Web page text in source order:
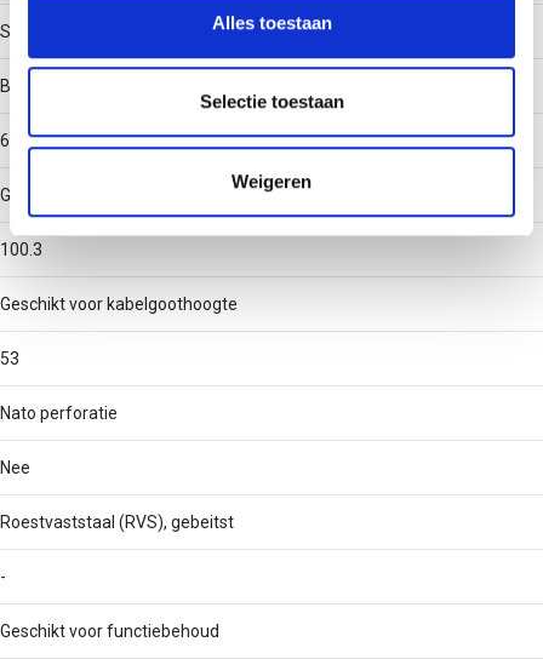
en om ons websiteverkeer te analyseren. Ook delen we
partners voor social media, adverteren en analyse. Deze
partners kunnen deze gegevens combineren met andere
informatie die u aan ze heeft verstrekt of die ze hebben
verzameld op basis van uw gebruik van hun services.
Alles toestaan
Selectie toestaan
Weigeren
Staal
Binnenstraal
60
Geschikt voor kabelgootbreedte
100.3
Geschikt voor kabelgoothoogte
53
Nato perforatie
Nee
Roestvaststaal (RVS), gebeitst
-
Geschikt voor functiebehoud